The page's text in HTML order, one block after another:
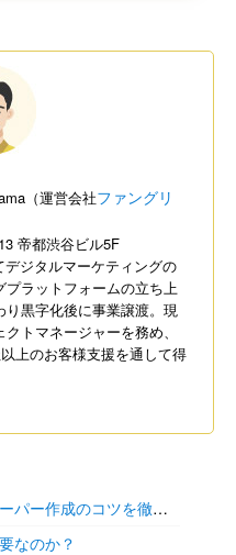
（運営会社ファングリ
帝都渋谷ビル5F
ジタルマーケティングの
ラットフォームの立ち上
黒字化後に事業譲渡。現
トマネージャーを務め、
上のお客様支援を通して得
製造業が成果を出す！ホワイトペーパー作成のコツを徹底解説
なのか？